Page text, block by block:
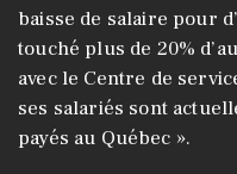
baisse de salaire pour
touché plus de 20%
avec le Centre de
ses salariés sont
payés au Québec ».